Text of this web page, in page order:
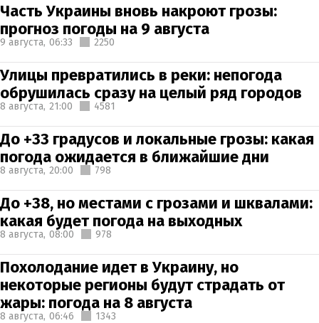
Часть Украины вновь накроют грозы:
прогноз погоды на 9 августа
9 августа, 06:33 2250
Улицы превратились в реки: непогода
обрушилась сразу на целый ряд городов
8 августа, 21:00 4581
До +33 градусов и локальные грозы: какая
погода ожидается в ближайшие дни
8 августа, 20:00 798
До +38, но местами с грозами и шквалами:
какая будет погода на выходных
8 августа, 08:00 978
Похолодание идет в Украину, но
некоторые регионы будут страдать от
жары: погода на 8 августа
8 августа, 06:46 1343